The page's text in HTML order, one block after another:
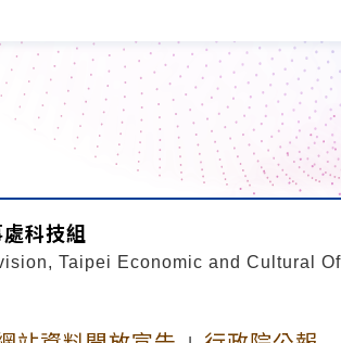
科技組
Taipei Economic and Cultural